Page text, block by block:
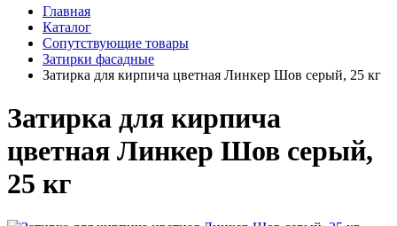
Главная
Каталог
Сопутствующие товары
Затирки фасадные
Затирка для кирпича цветная Линкер Шов серый, 25 кг
Затирка для кирпича
цветная Линкер Шов серый,
25 кг